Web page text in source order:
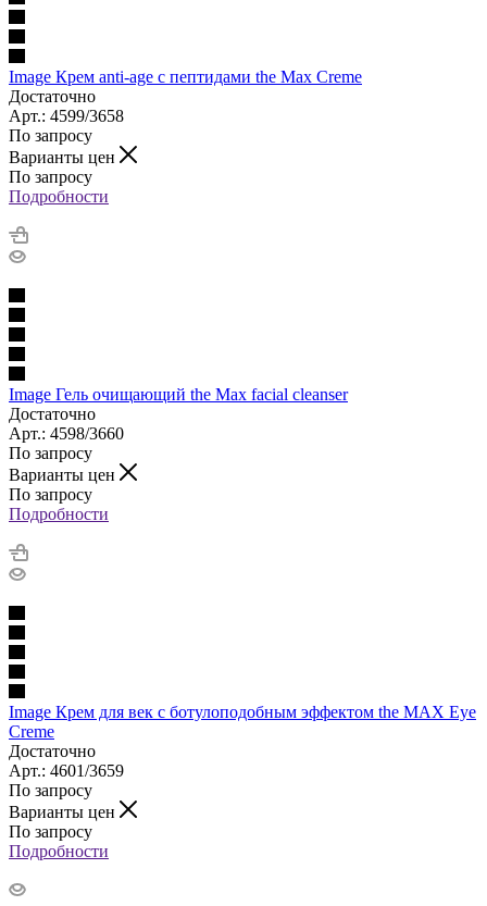
Image Крем anti-age с пептидами the Max Creme
Достаточно
Арт.: 4599/3658
По запросу
Варианты цен
По запросу
Подробности
Image Гель очищающий the Max facial cleanser
Достаточно
Арт.: 4598/3660
По запросу
Варианты цен
По запросу
Подробности
Image Крем для век с ботулоподобным эффектом the MAX Eye
Creme
Достаточно
Арт.: 4601/3659
По запросу
Варианты цен
По запросу
Подробности